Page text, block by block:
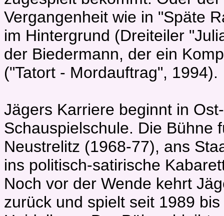
Vergangenheit wie in "Späte
im Hintergrund (Dreiteiler
der Biedermann, der ein
("Tatort - Mordauftrag", 1994).
Jägers Karriere beginnt in
Schauspielschule. Die Bühne
Neustrelitz (1968-77), ans
ins politisch-satirische
Noch vor der Wende kehrt
zurück und spielt seit 1989